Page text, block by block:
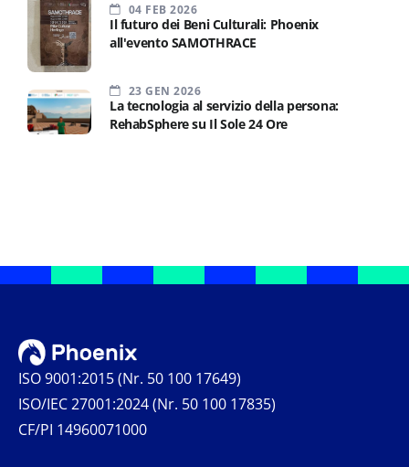
04 FEB 2026
Il futuro dei Beni Culturali: Phoenix
all'evento SAMOTHRACE
23 GEN 2026
La tecnologia al servizio della persona:
RehabSphere su Il Sole 24 Ore
ISO 9001:2015 (Nr. 50 100 17649)
ISO/IEC 27001:2024 (Nr. 50 100 17835)
CF/PI 14960071000